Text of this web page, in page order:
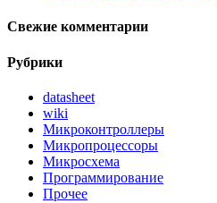
Свежие комментарии
Рубрики
datasheet
wiki
Микроконтроллеры
Микропроцессоры
Микросхема
Программирование
Прочее